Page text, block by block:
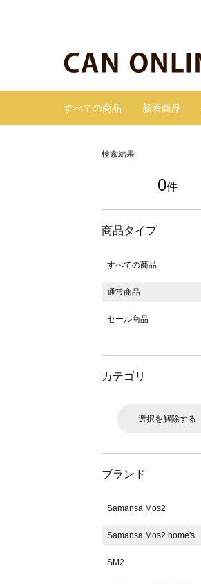
すべての商品 新着商品
検索結果
0件
商品タイプ
すべての商品
通常商品
セール商品
カテゴリ
選択を解除する
ブランド
Samansa Mos2
Samansa Mos2 home's
SM2